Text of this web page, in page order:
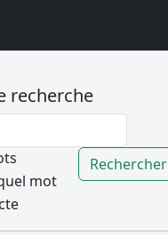
recherche
mot
Rechercher